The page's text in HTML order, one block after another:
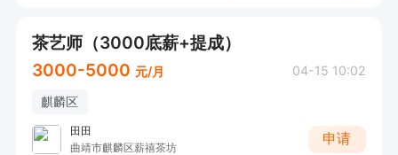
茶艺师（3000底薪+提成）
3000-5000 元/月 04-15 10:02
麒麟区
田田
曲靖市麒麟区薪禧茶坊
申请